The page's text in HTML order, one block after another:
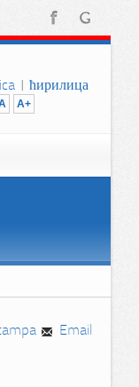
ћирилица
A+
Email